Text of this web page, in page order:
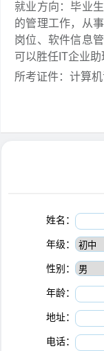
就业方向：毕业
的管理工作，从
岗位、软件信息
可以胜任IT企业助
所考证件：计算
姓名：
年级：
性别：
年龄：
地址：
电话：